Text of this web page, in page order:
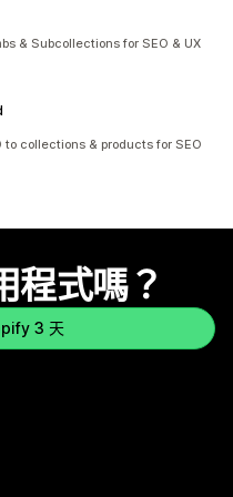
& Subcollections for SEO & UX
collections & products for SEO
程式嗎？
3 天